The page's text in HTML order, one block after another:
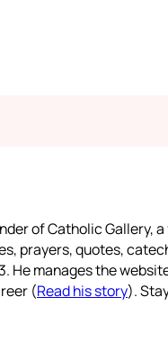
of Catholic Gallery,
prayers, quotes,
He manages the
(Read his story).